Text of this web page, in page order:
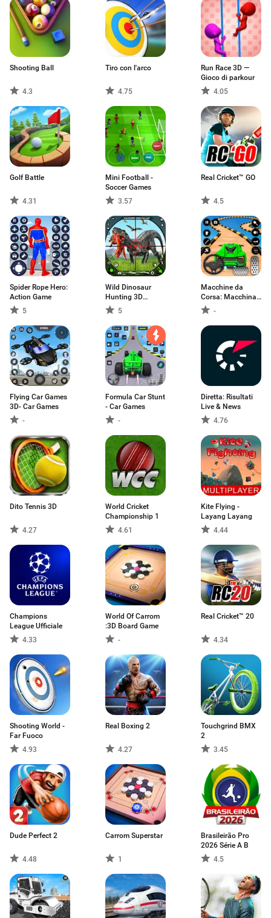
Shooting Ball
4.3
Tiro con l'arco
4.75
Run Race 3D —
Gioco di parkour
4.05
Golf Battle
4.31
Mini Football -
Soccer Games
3.57
Real Cricket™ GO
4.5
Spider Rope Hero:
Action Game
5
Wild Dinosaur
Hunting 3D
Games
5
Macchine da
Corsa: Macchina
GT -
Flying Car Games
3D- Car Games
-
Formula Car Stunt
- Car Games
-
Diretta: Risultati
Live & News
4.76
Dito Tennis 3D
4.27
World Cricket
Championship 1
4.61
Kite Flying -
Layang Layang
4.44
Champions
League Ufficiale
4.33
World Of Carrom
:3D Board Game
-
Real Cricket™ 20
4.34
Shooting World -
Far Fuoco
4.93
Real Boxing 2
4.27
Touchgrind BMX
2
3.45
Dude Perfect 2
4.48
Carrom Superstar
1
Brasileirão Pro
2026 Série A B
4.5